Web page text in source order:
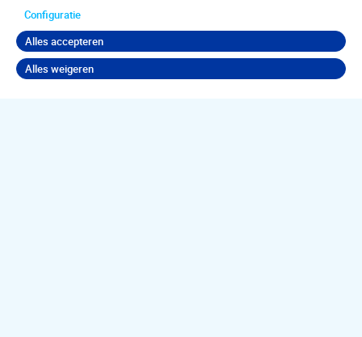
Configuratie
Alles accepteren
Alles weigeren